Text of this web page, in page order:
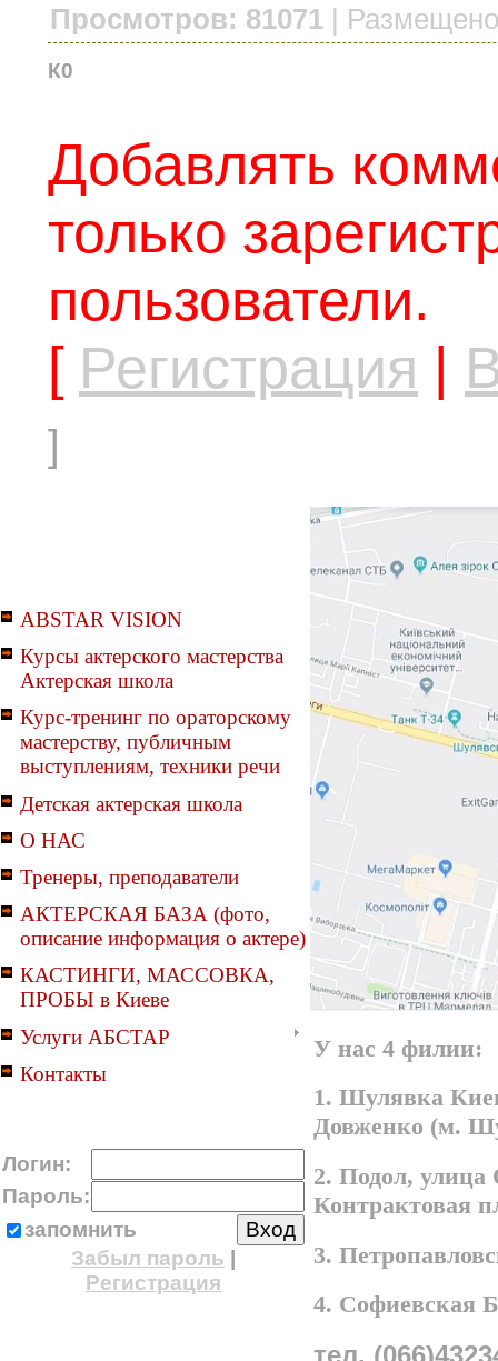
Просмотров: 81071 |
К0
Добавлять
только
пользователи.
[ Регистрация |
]
ABSTAR VISION
Курсы актерского мастерства
Актерская школа
Курс-тренинг по ораторскому
мастерству, публичным
выступлениям, техники речи
Детская актерская школа
О НАС
Тренеры, преподаватели
АКТЕРСКАЯ БАЗА (фото,
описание информация о актере)
КАСТИНГИ, МАССОВКА,
ПРОБЫ в Киеве
Услуги АБСТАР
Контакты
Логин:
Пароль:
запомнить
Забыл пароль
Регистрация
У нас 4 филии:
1. Шулявка
Довженко (м.
2. Подол,
Контрактовая
3.
4. Софиевская
тел.